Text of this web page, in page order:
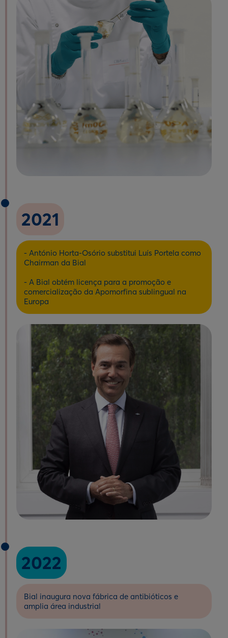
2021
- António Horta-Osório substitui Luís Portela como
Chairman da Bial
- A Bial obtém licença para a promoção e
comercialização da Apomorfina sublingual na
Europa
2022
Bial inaugura nova fábrica de antibióticos e
amplia área industrial